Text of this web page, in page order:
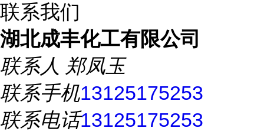
联系我们
湖北成丰化工有限公司
联系人 郑凤玉
联系手机13125175253
联系电话13125175253